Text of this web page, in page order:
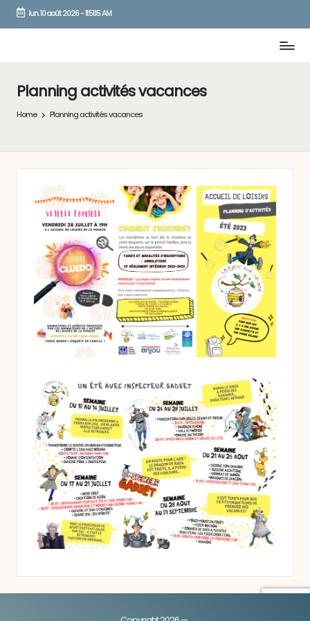
Skip
lun. 10 août 2026-11:51:16 AM
Planning activités vacances
Home Planning activités vacances